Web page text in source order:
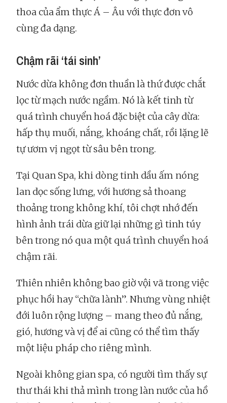
thoa của ẩm thực Á – Âu với thực đơn vô
cùng đa dạng.
Chậm rãi ‘tái sinh’
Nước dừa không đơn thuần là thứ được chắt
lọc từ mạch nước ngầm. Nó là kết tinh từ
quá trình chuyển hoá đặc biệt của cây dừa:
hấp thụ muối, nắng, khoáng chất, rồi lặng lẽ
tự ươm vị ngọt từ sâu bên trong.
Tại Quan Spa, khi dòng tinh dầu ấm nóng
lan dọc sống lưng, với hương sả thoang
thoảng trong không khí, tôi chợt nhớ đến
hình ảnh trái dừa giữ lại những gì tinh túy
bên trong nó qua một quá trình chuyển hoá
chậm rãi.
Thiên nhiên không bao giờ vội vã trong việc
phục hồi hay “chữa lành”. Nhưng vùng nhiệt
đới luôn rộng lượng – mang theo đủ nắng,
gió, hương và vị để ai cũng có thể tìm thấy
một liệu pháp cho riêng mình.
Ngoài không gian spa, có người tìm thấy sự
thư thái khi thả mình trong làn nước của hồ